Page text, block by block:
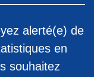
alerté(e) de
en
souhaitez